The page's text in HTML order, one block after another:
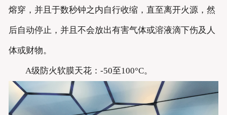
熔穿，并且于数秒钟之内自行收缩，直至离开火源，然
后自动停止，并且不会放出有害气体或溶液滴下伤及人
体或财物。
A级防火软膜天花：-50至100°C。